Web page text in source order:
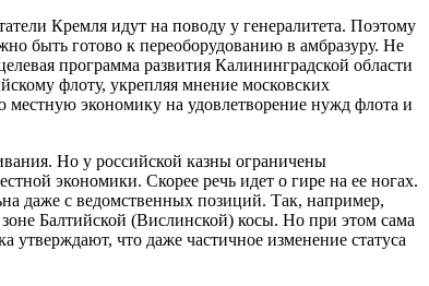
Кремля идут на поводу у генералитета. Поэтому
быть готово к переоборудованию в амбразуру. Не
программа развития Калининградской области
флоту, укрепляя мнение московских
местную экономику на удовлетворение нужд флота и
Но у российской казны ограничены
экономики. Скорее речь идет о гире на ее ногах.
даже с ведомственных позиций. Так, например,
Балтийской (Вислинской) косы. Но при этом сама
утверждают, что даже частичное изменение статуса